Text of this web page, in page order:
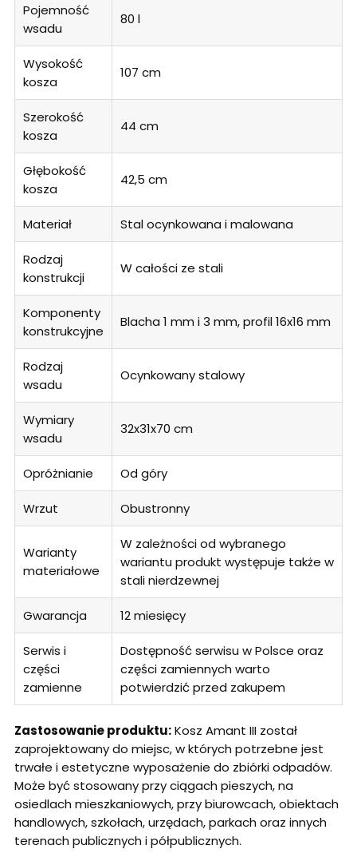
Pojemność
wsadu
80 l
Wysokość
kosza
107 cm
Szerokość
kosza
44 cm
Głębokość
kosza
42,5 cm
Materiał Stal ocynkowana i malowana
Rodzaj
konstrukcji
W całości ze stali
Komponenty
konstrukcyjne
Blacha 1 mm i 3 mm, profil 16x16 mm
Rodzaj
wsadu
Ocynkowany stalowy
Wymiary
wsadu
32x31x70 cm
Opróżnianie Od góry
Wrzut Obustronny
Warianty
materiałowe
W zależności od wybranego
wariantu produkt występuje także w
stali nierdzewnej
Gwarancja 12 miesięcy
Serwis i
części
zamienne
Dostępność serwisu w Polsce oraz
części zamiennych warto
potwierdzić przed zakupem
Zastosowanie produktu:Kosz Amant III został
zaprojektowany do miejsc, w których potrzebne jest
trwałe i estetyczne wyposażenie do zbiórki odpadów.
Może być stosowany przy ciągach pieszych, na
osiedlach mieszkaniowych, przy biurowcach, obiektach
handlowych, szkołach, urzędach, parkach oraz innych
terenach publicznych i półpublicznych.